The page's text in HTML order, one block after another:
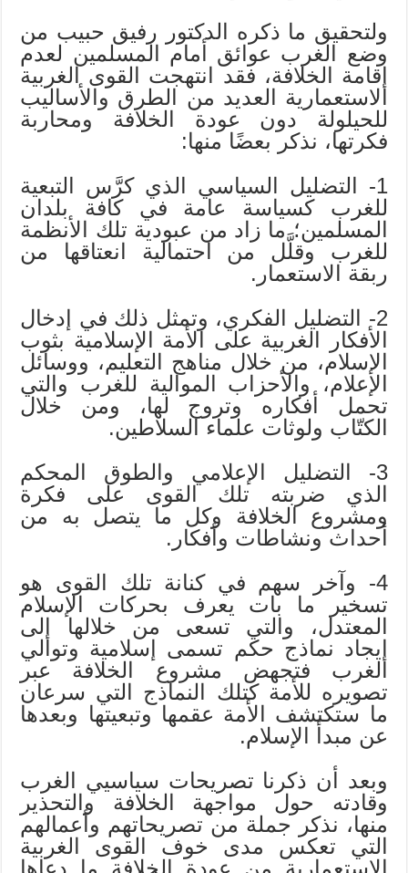
ولتحقيق ما ذكره الدكتور رفيق حبيب من
وضع الغرب عوائق أمام المسلمين لعدم
إقامة الخلافة، فقد انتهجت القوى الغربية
الاستعمارية العديد من الطرق والأساليب
للحيلولة دون عودة الخلافة ومحاربة
فكرتها، نذكر بعضًا منها:
1- التضليل السياسي الذي كرَّس التبعية
للغرب كسياسة عامة في كافة بلدان
المسلمين؛ ما زاد من عبودية تلك الأنظمة
للغرب وقلَّل من احتمالية انعتاقها من
ربقة الاستعمار.
2- التضليل الفكري، وتمثل ذلك في إدخال
الأفكار الغربية على الأمة الإسلامية بثوب
الإسلام، من خلال مناهج التعليم، ووسائل
الإعلام، والأحزاب الموالية للغرب والتي
تحمل أفكاره وتروج لها، ومن خلال
الكتّاب ولوثات علماء السلاطين.
3- التضليل الإعلامي والطوق المحكم
الذي ضربته تلك القوى على فكرة
ومشروع الخلافة وكل ما يتصل به من
أحداث ونشاطات وأفكار.
4- وآخر سهم في كنانة تلك القوى هو
تسخير ما بات يعرف بحركات الإسلام
المعتدل، والتي تسعى من خلالها إلى
إيجاد نماذج حكم تسمى إسلامية وتوالي
الغرب فتجهض مشروع الخلافة عبر
تصويره للأمة كتلك النماذج التي سرعان
ما ستكتشف الأمة عقمها وتبعيتها وبعدها
عن مبدأ الإسلام.
وبعد أن ذكرنا تصريحات سياسيي الغرب
وقادته حول مواجهة الخلافة والتحذير
منها، نذكر جملة من تصريحاتهم وأعمالهم
التي تعكس مدى خوف القوى الغربية
الاستعمارية من عودة الخلافة ما دعاها